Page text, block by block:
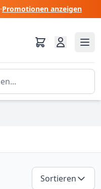
·Promotionen anzeigen
Sortieren